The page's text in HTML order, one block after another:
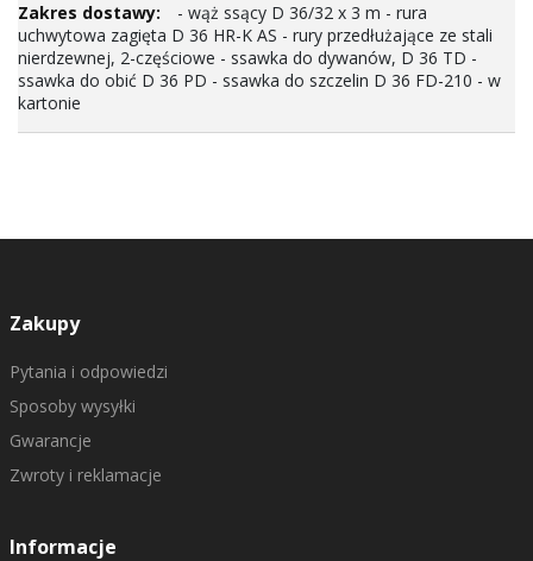
- wąż ssący D 36/32 x 3 m - rura
uchwytowa zagięta D 36 HR-K AS - rury przedłużające ze stali
nierdzewnej, 2-częściowe - ssawka do dywanów, D 36 TD -
ssawka do obić D 36 PD - ssawka do szczelin D 36 FD-210 - w
kartonie
Zakupy
Pytania i odpowiedzi
Sposoby wysyłki
Gwarancje
Zwroty i reklamacje
Informacje